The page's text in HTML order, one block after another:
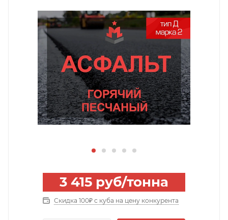
3 415 руб/тонна
Скидка 100₽ с куба на цену конкурента